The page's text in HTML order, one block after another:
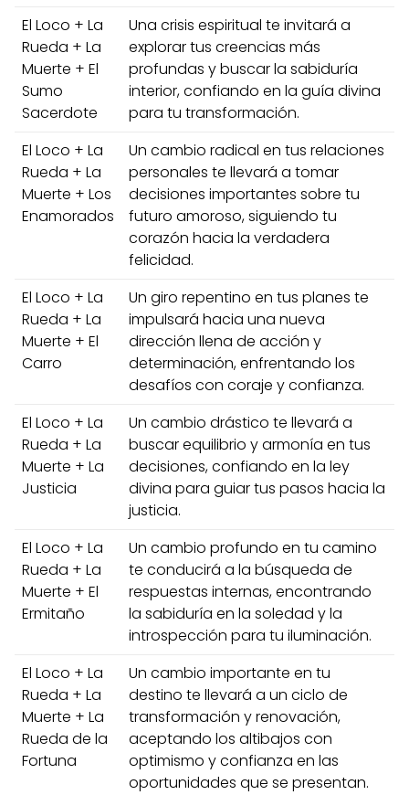
El Loco + La
Rueda + La
Muerte + El
Sumo
Sacerdote
Una crisis espiritual te invitará a
explorar tus creencias más
profundas y buscar la sabiduría
interior, confiando en la guía divina
para tu transformación.
El Loco + La
Rueda + La
Muerte + Los
Enamorados
Un cambio radical en tus relaciones
personales te llevará a tomar
decisiones importantes sobre tu
futuro amoroso, siguiendo tu
corazón hacia la verdadera
felicidad.
El Loco + La
Rueda + La
Muerte + El
Carro
Un giro repentino en tus planes te
impulsará hacia una nueva
dirección llena de acción y
determinación, enfrentando los
desafíos con coraje y confianza.
El Loco + La
Rueda + La
Muerte + La
Justicia
Un cambio drástico te llevará a
buscar equilibrio y armonía en tus
decisiones, confiando en la ley
divina para guiar tus pasos hacia la
justicia.
El Loco + La
Rueda + La
Muerte + El
Ermitaño
Un cambio profundo en tu camino
te conducirá a la búsqueda de
respuestas internas, encontrando
la sabiduría en la soledad y la
introspección para tu iluminación.
El Loco + La
Rueda + La
Muerte + La
Rueda de la
Fortuna
Un cambio importante en tu
destino te llevará a un ciclo de
transformación y renovación,
aceptando los altibajos con
optimismo y confianza en las
oportunidades que se presentan.